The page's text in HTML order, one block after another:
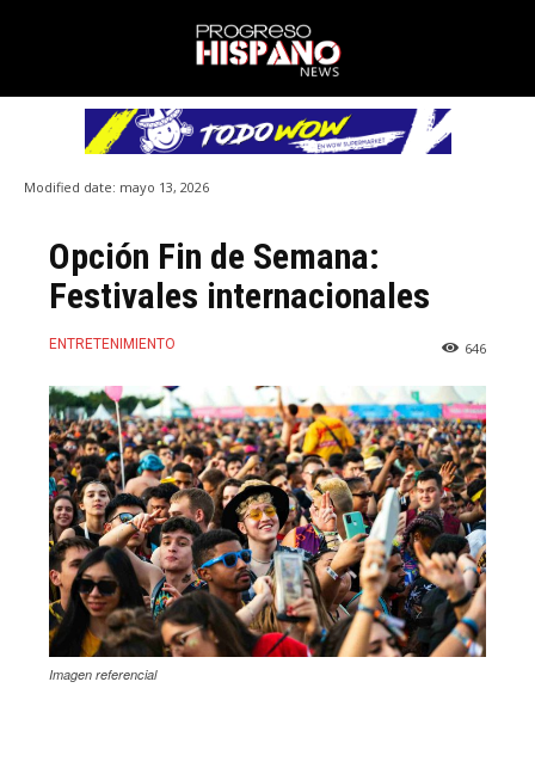
Modified date: mayo 13, 2026
Opción Fin de Semana:
Festivales internacionales
ENTRETENIMIENTO 646
Imagen referencial